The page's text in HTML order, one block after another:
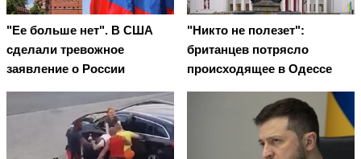
"Ее больше нет". В США
сделали тревожное
заявление о России
"Никто не полезет":
британцев потрясло
происходящее в Одессе